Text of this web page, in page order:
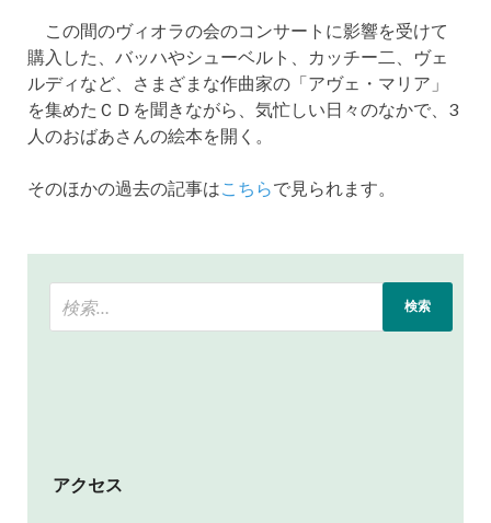
この間のヴィオラの会のコンサートに影響を受けて
購入した、バッハやシューベルト、カッチー二、ヴェ
ルディなど、さまざまな作曲家の「アヴェ・マリア」
を集めたＣＤを聞きながら、気忙しい日々のなかで、3
人のおばあさんの絵本を開く。
そのほかの過去の記事はこちらで見られます。
アクセス